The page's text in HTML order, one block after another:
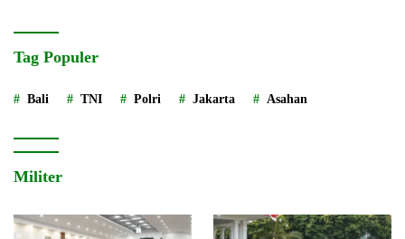
Tag Populer
Bali TNI Polri Jakarta Asahan
Militer